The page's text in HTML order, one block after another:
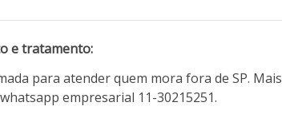
e tratamento:
para atender quem mora fora de SP. Mais
empresarial 11-30215251.